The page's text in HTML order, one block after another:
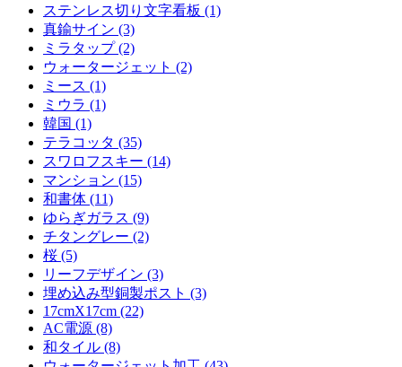
ステンレス切り文字看板 (1)
真鍮サイン (3)
ミラタップ (2)
ウォータージェット (2)
ミース (1)
ミウラ (1)
韓国 (1)
テラコッタ (35)
スワロフスキー (14)
マンション (15)
和書体 (11)
ゆらぎガラス (9)
チタングレー (2)
桜 (5)
リーフデザイン (3)
埋め込み型銅製ポスト (3)
17cmX17cm (22)
AC電源 (8)
和タイル (8)